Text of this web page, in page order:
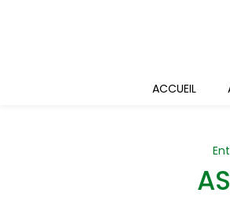
ACCUEIL